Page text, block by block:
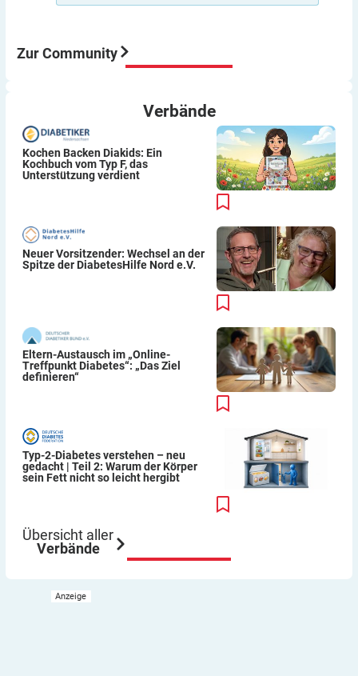
immer wieder so machen.
Zur Community
Verbände
Kochen Backen Diakids: Ein
Kochbuch vom Typ F, das
Unterstützung verdient
Neuer Vorsitzender: Wechsel an der
Spitze der DiabetesHilfe Nord e.V.
Eltern-Austausch im „Online-
Treffpunkt Diabetes“: „Das Ziel
definieren“
Typ-2-Diabetes verstehen – neu
gedacht | Teil 2: Warum der Körper
sein Fett nicht so leicht hergibt
Übersicht aller
Verbände